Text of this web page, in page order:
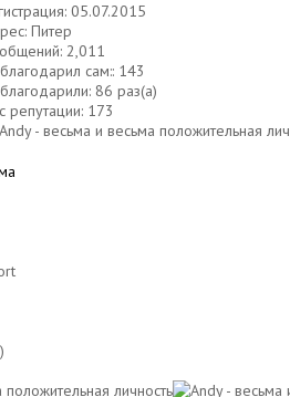
05.07.2015
Питер
2,011
сам:: 143
86 раз(а)
репутации: 173